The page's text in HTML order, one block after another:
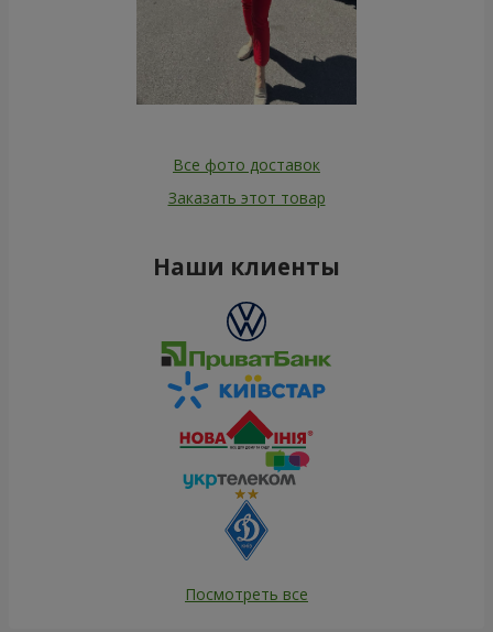
Все фото доставок
Заказать этот товар
Наши клиенты
Посмотреть все